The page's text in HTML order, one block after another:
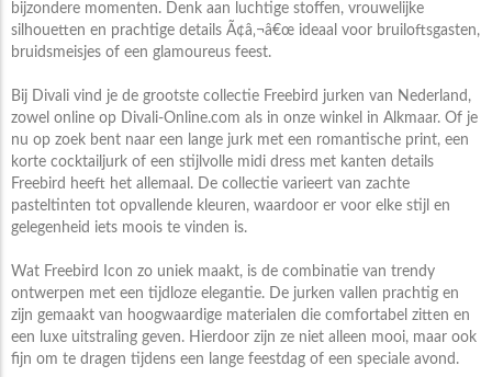
bijzondere momenten. Denk aan luchtige stoffen, vrouwelijke
silhouetten en prachtige details Ã¢â‚¬â€œ ideaal voor bruiloftsgasten,
bruidsmeisjes of een glamoureus feest.
Bij Divali vind je de grootste collectie Freebird jurken van Nederland,
zowel online op Divali-Online.com als in onze winkel in Alkmaar. Of je
nu op zoek bent naar een lange jurk met een romantische print, een
korte cocktailjurk of een stijlvolle midi dress met kanten details
Freebird heeft het allemaal. De collectie varieert van zachte
pasteltinten tot opvallende kleuren, waardoor er voor elke stijl en
gelegenheid iets moois te vinden is.
Wat Freebird Icon zo uniek maakt, is de combinatie van trendy
ontwerpen met een tijdloze elegantie. De jurken vallen prachtig en
zijn gemaakt van hoogwaardige materialen die comfortabel zitten en
een luxe uitstraling geven. Hierdoor zijn ze niet alleen mooi, maar ook
fijn om te dragen tijdens een lange feestdag of een speciale avond.